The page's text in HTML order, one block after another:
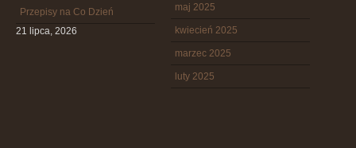
Przepisy na Co Dzień
21 lipca, 2026
maj 2025
kwiecień 2025
marzec 2025
luty 2025